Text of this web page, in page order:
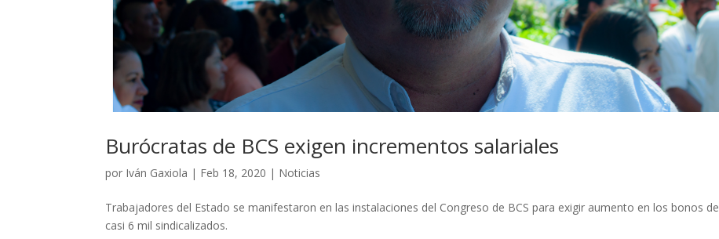
Burócratas de BCS exigen incrementos salariales
por Iván Gaxiola | Feb 18, 2020 | Noticias
Trabajadores del Estado se manifestaron en las instalaciones del Congreso de BCS para exigir aumento en los bonos de
casi 6 mil sindicalizados.